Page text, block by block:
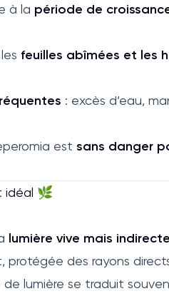
à la période de
feuilles abîmées et les
: excès d’eau,
est sans danger
idéal 🌿
lumière vive mais indirecte
des rayons
lumière se traduit